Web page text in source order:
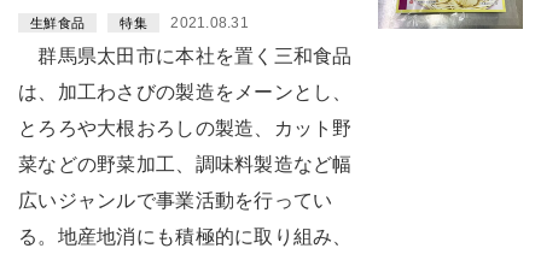
生鮮食品 特集 2021.08.31
群馬県太田市に本社を置く三和食品
は、加工わさびの製造をメーンとし、
とろろや大根おろしの製造、カット野
菜などの野菜加工、調味料製造など幅
広いジャンルで事業活動を行ってい
る。地産地消にも積極的に取り組み、